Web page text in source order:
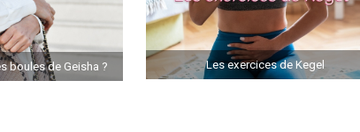
boules de Geisha ? Les exercices de Kegel